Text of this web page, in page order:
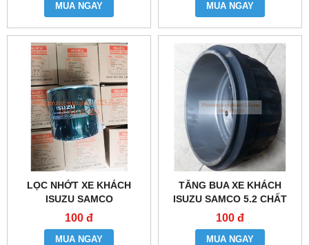
MUA NGAY MUA NGAY
LỌC NHỚT XE KHÁCH
ISUZU SAMCO
100 đ
MUA NGAY
TĂNG BUA XE KHÁCH
ISUZU SAMCO 5.2 CHẤT
LƯỢNG
100 đ
MUA NGAY